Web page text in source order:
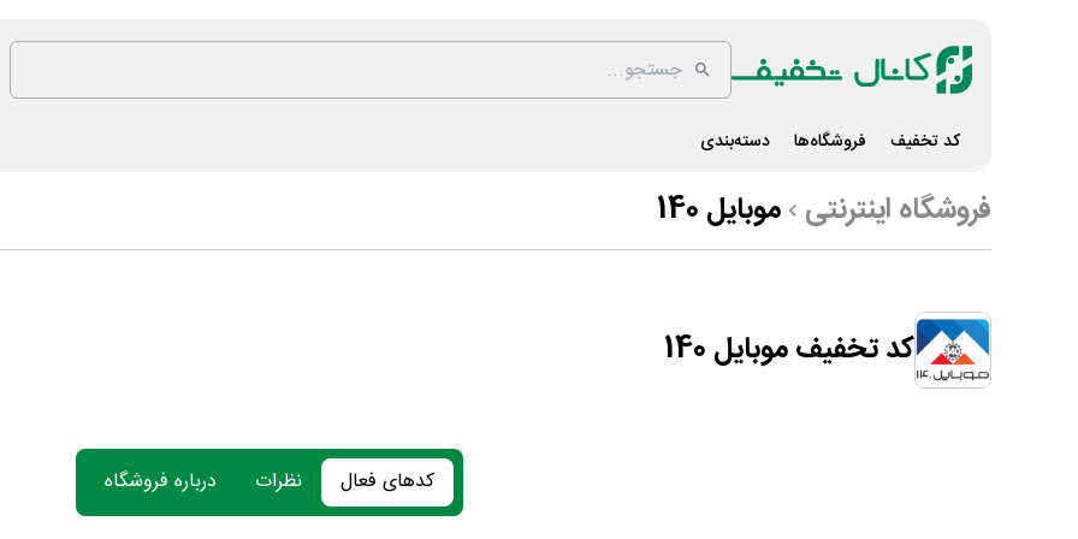
کد تخفیف فروشگاه‌ها دسته‌بندی
فروشگاه اینترنتی موبایل 140
کد تخفیف موبایل 140
کدهای فعال نظرات درباره فروشگاه